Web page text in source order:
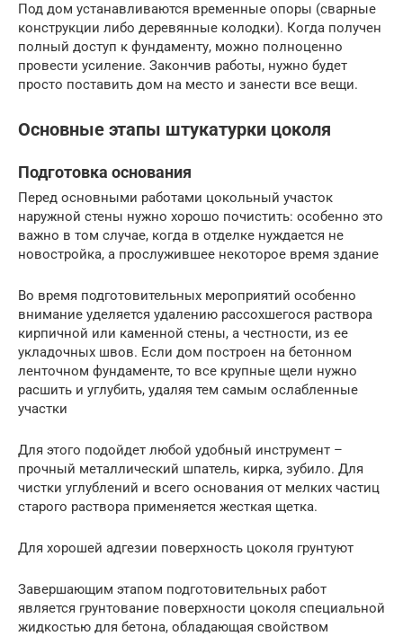
Под дом устанавливаются временные опоры (сварные
конструкции либо деревянные колодки). Когда получен
полный доступ к фундаменту, можно полноценно
провести усиление. Закончив работы, нужно будет
просто поставить дом на место и занести все вещи.
Основные этапы штукатурки цоколя
Подготовка основания
Перед основными работами цокольный участок
наружной стены нужно хорошо почистить: особенно это
важно в том случае, когда в отделке нуждается не
новостройка, а прослужившее некоторое время здание
Во время подготовительных мероприятий особенно
внимание уделяется удалению рассохшегося раствора
кирпичной или каменной стены, а честности, из ее
укладочных швов. Если дом построен на бетонном
ленточном фундаменте, то все крупные щели нужно
расшить и углубить, удаляя тем самым ослабленные
участки
Для этого подойдет любой удобный инструмент –
прочный металлический шпатель, кирка, зубило. Для
чистки углублений и всего основания от мелких частиц
старого раствора применяется жесткая щетка.
Для хорошей адгезии поверхность цоколя грунтуют
Завершающим этапом подготовительных работ
является грунтование поверхности цоколя специальной
жидкостью для бетона, обладающая свойством